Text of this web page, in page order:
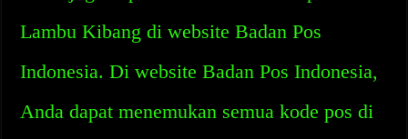
Lambu Kibang di website Badan Pos
Indonesia. Di website Badan Pos Indonesia,
Anda dapat menemukan semua kode pos di